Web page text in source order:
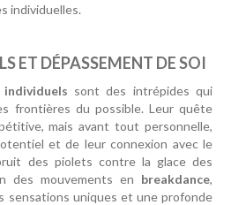
individuelles.
ET DÉPASSEMENT DE SOI
sont des intrépides qui
frontières du possible. Leur quête
mais avant tout personnelle,
et de leur connexion avec le
des piolets contre la glace des
des mouvements en breakdance,
sensations uniques et une profonde